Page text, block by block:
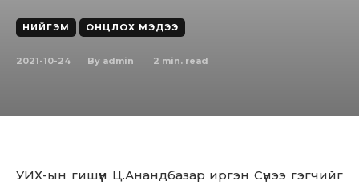
НИЙГЭМ ОНЦЛОХ МЭДЭЭ
2021-10-24 By admin 2 min. read
УИХ-ын гишүүн Ц.Анандбазар иргэн Сүнээ гэгчийг